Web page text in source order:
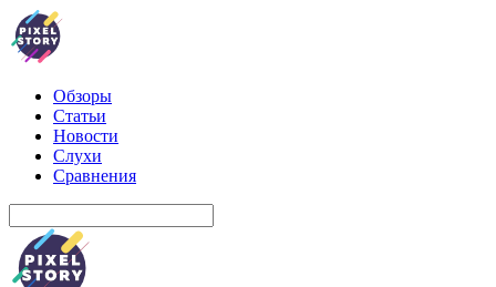
Обзоры
Статьи
Новости
Слухи
Сравнения